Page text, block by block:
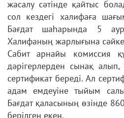
жасалу сәтінде қайтыс
сол кездегі халифаға
Бағдат шаһарында 5
Халифаның жарлығына
Сабит арнайы комиссия
дәрігерлерден сынақ алып,
сертификат береді. Ал
адам емдеуіне тыйым
Бағдат қаласының өзінде
берілген екен.